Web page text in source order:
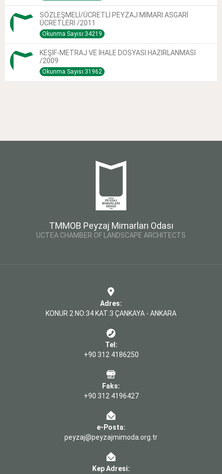
SÖZLEŞMELİ/ÜCRETLİ PEYZAJ MİMARI ASGARİ
ÜCRETLERİ /2011
Okunma Sayısı:34219
KEŞİF-METRAJ VE İHALE DOSYASI HAZIRLANMASI
/2009
Okunma Sayısı:31962
TMMOB Peyzaj Mimarları Odası
UCTEA CHAMBER OF LANDSCAPE ARCHITECTS
Adres:
KONUR 2 NO:34 KAT:3 ÇANKAYA - ANKARA
Tel:
+90 312 4186250
Faks:
+90 312 4196427
e-Posta:
peyzaj@peyzajmimoda.org.tr
Kep Adresi: